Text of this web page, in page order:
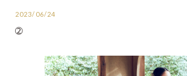
2023/06/24
➁